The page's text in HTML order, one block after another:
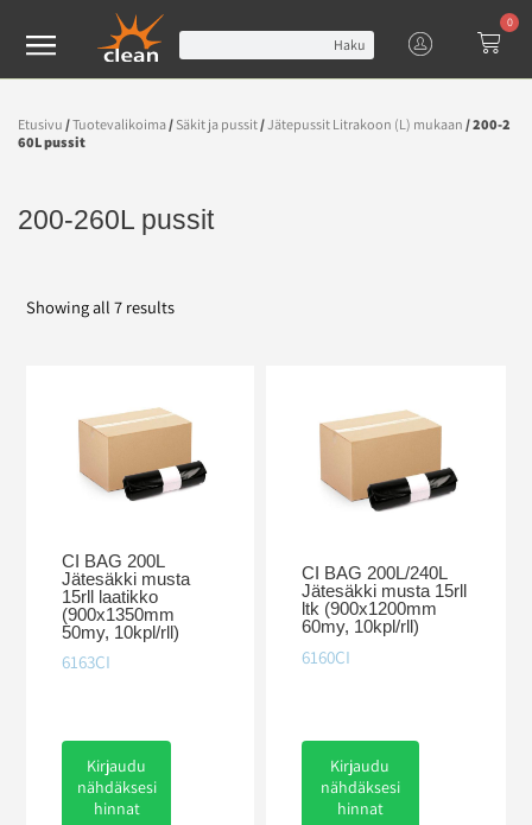
Haku
0
Etusivu /Tuotevalikoima/ Säkit ja pussit/ Jätepussit Litrakoon (L) mukaan / 200-2
60L pussit
200-260L pussit
Showing all 7 results
CI BAG 200L
Jätesäkki musta
15rll laatikko
(900x1350mm
50my, 10kpl/rll)
6163CI
Kirjaudu
nähdäksesi
hinnat
CI BAG 200L/240L
Jätesäkki musta 15rll
ltk (900x1200mm
60my, 10kpl/rll)
6160CI
Kirjaudu
nähdäksesi
hinnat